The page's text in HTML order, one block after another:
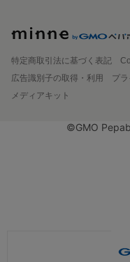
特定商取引法に基づく表記
広告識別子の取得・利用
プ
メディアキット
©GMO